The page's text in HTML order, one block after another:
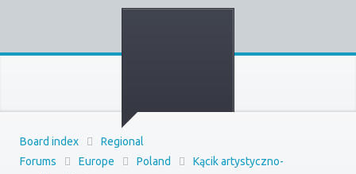
Board index
Regional
Forums
Europe Poland
Kącik artystyczno-